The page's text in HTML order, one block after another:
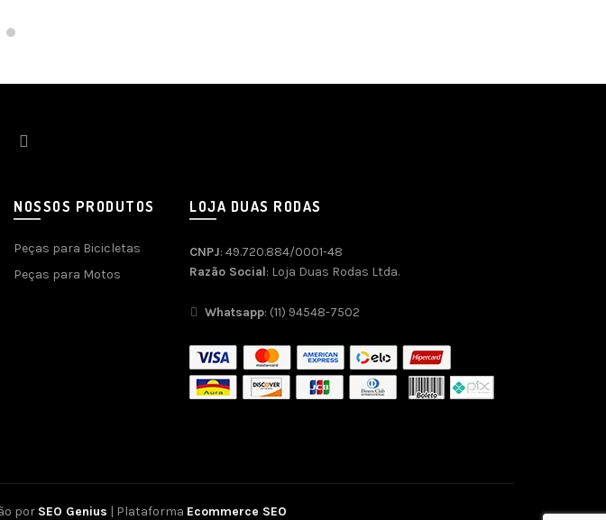
NOSSOS PRODUTOS
Peças para Bicicletas
Peças para Motos
LOJA DUAS RODAS
CNPJ: 49.720.884/0001-48
Razão Social: Loja Duas Rodas Ltda.
Whatsapp: (11) 94548-7502
por SEO Genius | Plataforma Ecommerce SEO